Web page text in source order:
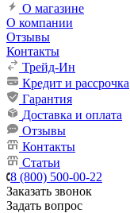
О магазине
О компании
Отзывы
Контакты
Трейд-Ин
Кредит и рассрочка
Гарантия
Доставка и оплата
Отзывы
Контакты
Статьи
8 (800) 500-00-22
Заказать звонок
Задать вопрос